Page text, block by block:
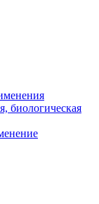
биологическая